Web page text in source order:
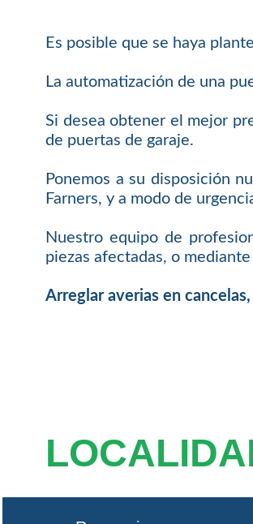
Es posible que se haya
La automatización de una
Si desea obtener el mejor
de puertas de garaje.
Ponemos a su disposición
Farners, y a modo de
Nuestro equipo de
piezas afectadas, o
Arreglar averias en